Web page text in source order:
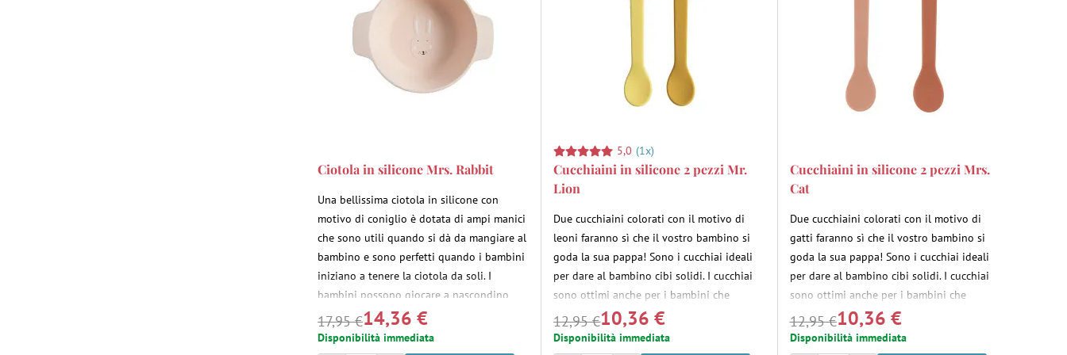
Ciotola in silicone Mrs. Rabbit
Una bellissima ciotola in silicone con
motivo di coniglio è dotata di ampi manici
che sono utili quando si dà da mangiare al
bambino e sono perfetti quando i bambini
iniziano a tenere la ciotola da soli. I
bambini possono giocare a nascondino
con i nostri amici animali - si divertiranno
a scoprire il loro amico sul fondo della
ciotola mentre mangiano un pasto o uno
17,95 €14,36 €
Disponibilità immediata
5,0 (1x)
Cucchiaini in silicone 2 pezzi Mr.
Lion
Due cucchiaini colorati con il motivo di
leoni faranno sì che il vostro bambino si
goda la sua pappa! Sono i cucchiai ideali
per dare al bambino cibi solidi. I cucchiai
sono ottimi anche per i bambini che
imparano a mangiare da soli. All'interno
del cucchiaio è integrata una parte in
acciaio inossidabile per garantire
12,95 €10,36 €
Disponibilità immediata
Cucchiaini in silicone 2 pezzi Mrs.
Cat
Due cucchiaini colorati con il motivo di
gatti faranno sì che il vostro bambino si
goda la sua pappa! Sono i cucchiai ideali
per dare al bambino cibi solidi. I cucchiai
sono ottimi anche per i bambini che
imparano a mangiare da soli. All'interno
del cucchiaio è integrata una parte in
acciaio inossidabile per garantire
12,95 €10,36 €
Disponibilità immediata